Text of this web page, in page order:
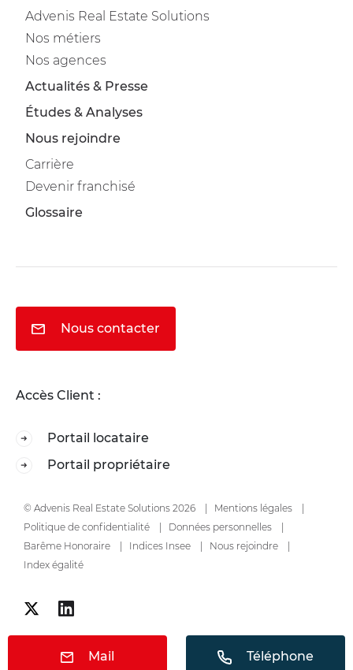
Mail Téléphone
Advenis Real Estate Solutions
Nos métiers
Nos agences
Actualités & Presse
Études & Analyses
Nous rejoindre
Carrière
Devenir franchisé
Glossaire
Nous contacter
Accès Client :
Portail locataire
Portail propriétaire
© Advenis Real Estate Solutions 2026
Mentions légales
Politique de confidentialité
Données personnelles
Barême Honoraire
Indices Insee
Nous rejoindre
Index égalité